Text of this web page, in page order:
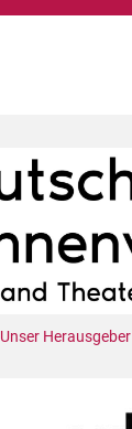
Unser Herausgeber